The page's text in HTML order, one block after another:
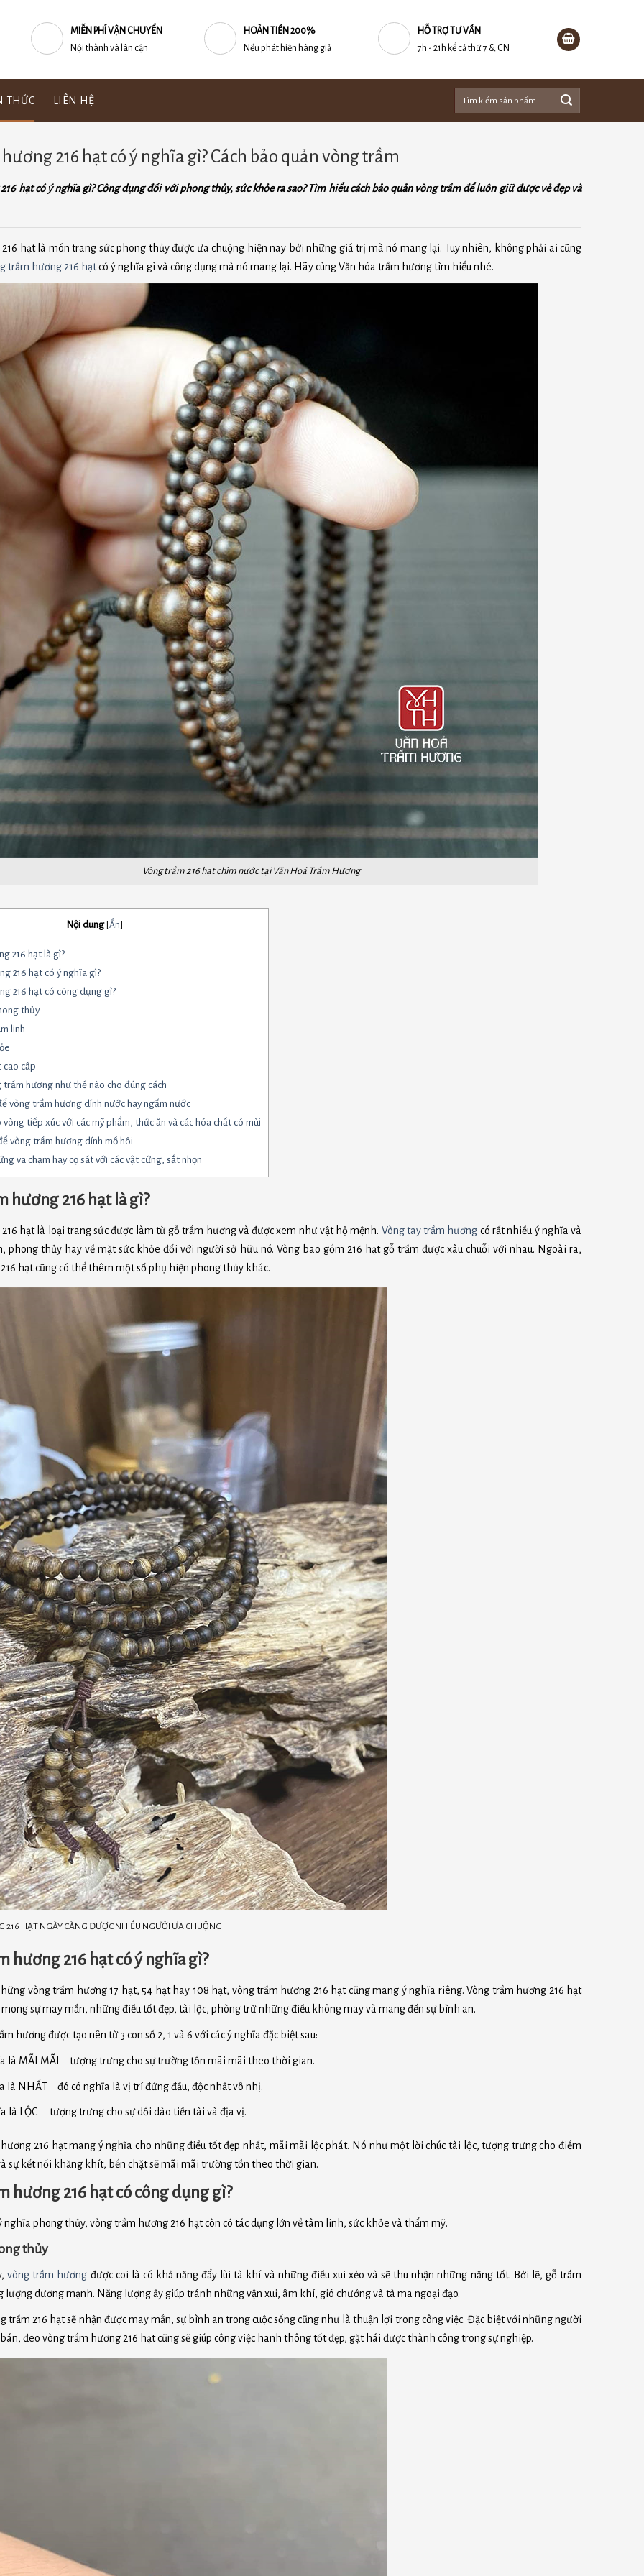
MIỄN PHÍ VẬN CHUYỂN
Nội thành và lân cận
HOÀN TIỀN 200%
Nếu phát hiện hàng giả
HỖ TRỢ TƯ VẤN
7h - 21h kể cả thứ 7 & CN
THỨC LIÊN HỆ Tìm
216 hạt có ý nghĩa gì? Cách bảo quản vòng trầm
hạt có ý nghĩa gì? Công dụng đối với phong thủy, sức khỏe ra sao? Tìm hiểu cách bảo quản vòng trầm để luôn giữ được vẻ đẹp và
hạt là món trang sức phong thủy được ưa chuộng hiện nay bởi những giá trị mà nó mang lại. Tuy nhiên, không phải ai cũng
trầm hương 216 hạtcó ý nghĩa gì và công dụng mà nó mang lại. Hãy cùng Văn hóa trầm hương tìm hiểu nhé.
Vòng trầm 216 hạt chìm nước tại Văn Hoá Trầm Hương
Nội dung Ẩn
216 hạt là gì?
216 hạt có ý nghĩa gì?
216 hạt có công dụng gì?
thủy
linh
cao cấp
trầm hương như thế nào cho đúng cách
vòng trầm hương dính nước hay ngấm nước
vòng tiếp xúc với các mỹ phẩm, thức ăn và các hóa chất có mùi
vòng trầm hương dính mồ hôi.
va chạm hay cọ sát với các vật cứng, sắt nhọn
hương 216 hạt là gì?
hạt là loại trang sức được làm từ gỗ trầm hương và được xem như vật hộ mệnh. Vòng tay trầm hương có rất nhiều ý nghĩa và
phong thủy hay về mặt sức khỏe đối với người sở hữu nó. Vòng bao gồm 216 hạt gỗ trầm được xâu chuỗi với nhau. Ngoài ra,
hạt cũng có thể thêm một số phụ hiện phong thủy khác.
216 HẠT NGÀY CÀNG ĐƯỢC NHIỀU NGƯỜI ƯA CHUỘNG
hương 216 hạt có ý nghĩa gì?
vòng trầm hương 17 hạt, 54 hạt hay 108 hạt, vòng trầm hương 216 hạt cũng mang ý nghĩa riêng. Vòng trầm hương 216 hạt
sự may mắn, những điều tốt đẹp, tài lộc, phòng trừ những điều không may và mang đến sự bình an.
hương được tạo nên từ 3 con số 2, 1 và 6 với các ý nghĩa đặc biệt sau:
là MÃI MÃI – tượng trưng cho sự trường tồn mãi mãi theo thời gian.
là NHẤT – đó có nghĩa là vị trí đứng đầu, độc nhất vô nhị.
là LỘC – tượng trưng cho sự dồi dào tiền tài và địa vị.
216 hạt mang ý nghĩa cho những điều tốt đẹp nhất, mãi mãi lộc phát. Nó như một lời chúc tài lộc, tượng trưng cho điềm
sự kết nối khăng khít, bền chặt sẽ mãi mãi trường tồn theo thời gian.
hương 216 hạt có công dụng gì?
nghĩa phong thủy, vòng trầm hương 216 hạt còn có tác dụng lớn về tâm linh, sức khỏe và thẩm mỹ.
thủy
vòng trầm hương được coi là có khả năng đẩy lùi tà khí và những điều xui xẻo và sẽ thu nhận những năng tốt. Bởi lẽ, gỗ trầm
lượng dương mạnh. Năng lượng ấy giúp tránh những vận xui, âm khí, gió chướng và tà ma ngoại đạo.
trầm 216 hạt sẽ nhận được may mắn, sự bình an trong cuộc sống cũng như là thuận lợi trong công việc. Đặc biệt với những người
đeo vòng trầm hương 216 hạt cũng sẽ giúp công việc hanh thông tốt đẹp, gặt hái được thành công trong sự nghiệp.